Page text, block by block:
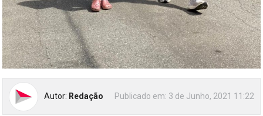
Autor: Redação Publicado em: 3 de Junho, 2021 11:22